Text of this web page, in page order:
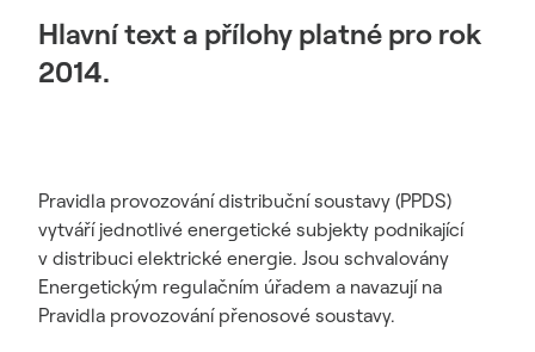
Hlavní text a přílohy platné pro rok
2014.
Pravidla provozování distribuční soustavy (PPDS)
vytváří jednotlivé energetické subjekty podnikající
v distribuci elektrické energie. Jsou schvalovány
Energetickým regulačním úřadem a navazují na
Pravidla provozování přenosové soustavy.